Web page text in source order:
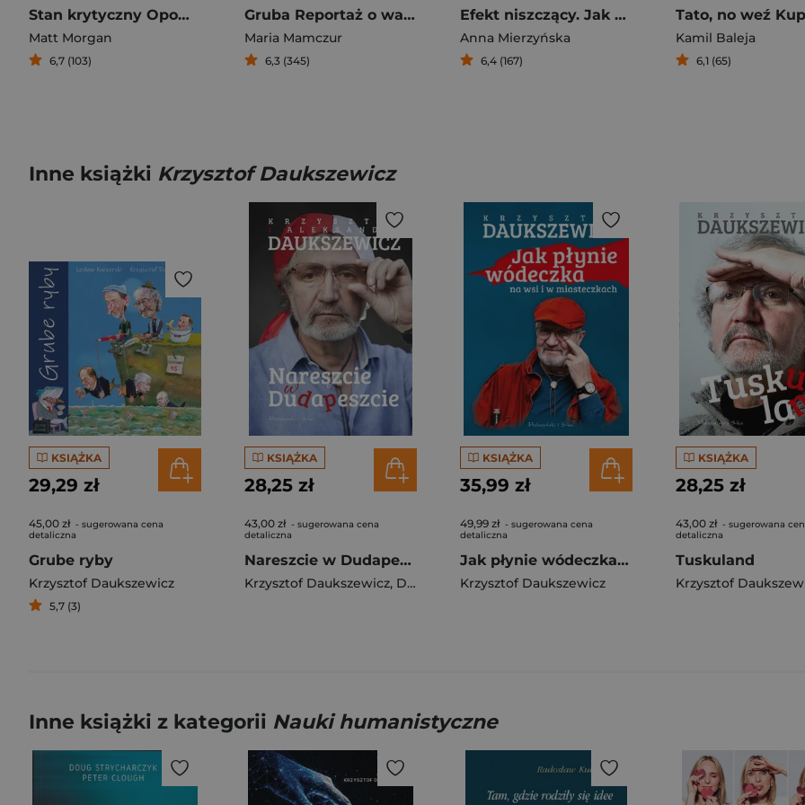
Stan krytyczny Opowieści z pogranicza ludzkiego życia
Matt Morgan
6,7 (103)
Gruba Reportaż o wadze i uprzedzeniach
Maria Mamczur
6,3 (345)
Efekt niszczący. Jak dezinformacja wpływa na nasze życie
Anna Mierzyńska
6,4 (167)
Kamil Baleja
6,1 (65)
Inne książki Krzysztof Daukszewicz
KSIĄŻKA
29,29 zł
45,00 zł - sugerowana cena
detaliczna
Grube ryby
Krzysztof Daukszewicz
5,7 (3)
KSIĄŻKA
28,25 zł
43,00 zł - sugerowana cena
detaliczna
Nareszcie w Dudapeszcie
Krzysztof Daukszewicz, Daukszewicz Aleksander
KSIĄŻKA
35,99 zł
49,99 zł - sugerowana cena
detaliczna
Jak płynie wódeczka na wsi i w miasteczkach
Krzysztof Daukszewicz
KSIĄŻKA
28,25 zł
43,00 zł - sugerowana
detaliczna
Tuskuland
Krzysztof
Inne książki z kategorii Nauki humanistyczne